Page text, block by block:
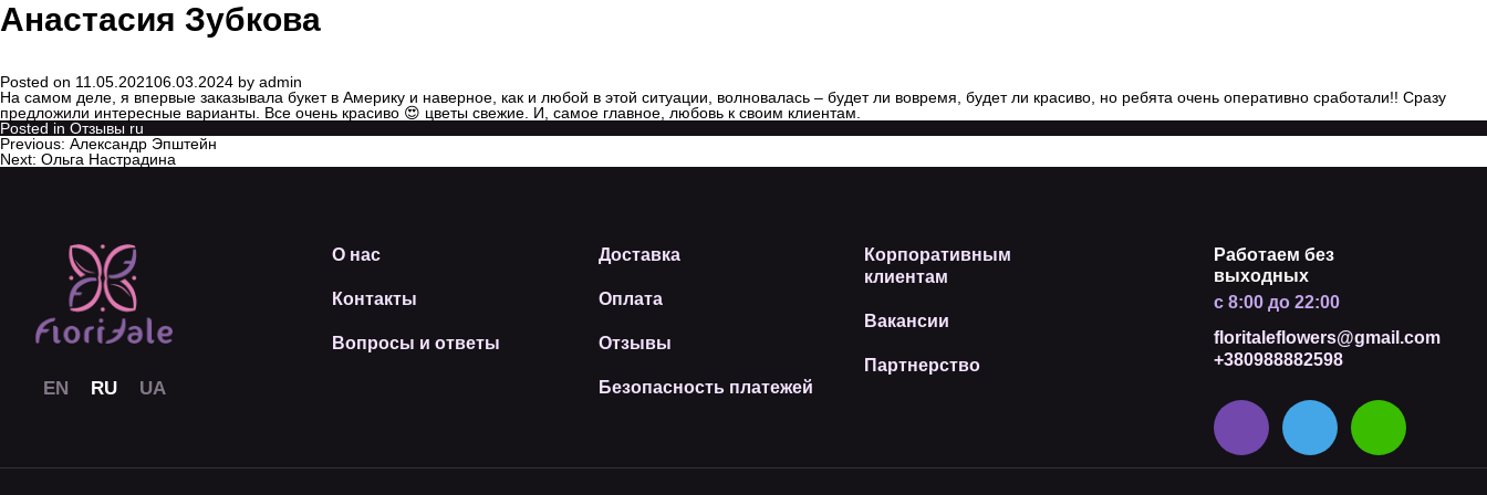
Анастасия Зубкова
Posted on 11.05.202106.03.2024 by admin
На самом деле, я впервые заказывала букет в Америку и наверное, как и любой в этой ситуации, волновалась – будет ли вовремя, будет ли красиво, но ребята очень оперативно сработали!! Сразу
предложили интересные варианты. Все очень красиво 😍 цветы свежие. И, самое главное, любовь к своим клиентам.
Posted in Отзывы ru
Previous: Александр Эпштейн
Next: Ольга Настрадина
О нас
Контакты
Вопросы и ответы
Доставка
Оплата
Отзывы
Безопасность платежей
Корпоративным
клиентам
Вакансии
Партнерство
Работаем без
выходных
с 8:00 до 22:00
floritaleflowers@gmail.com
+380988882598